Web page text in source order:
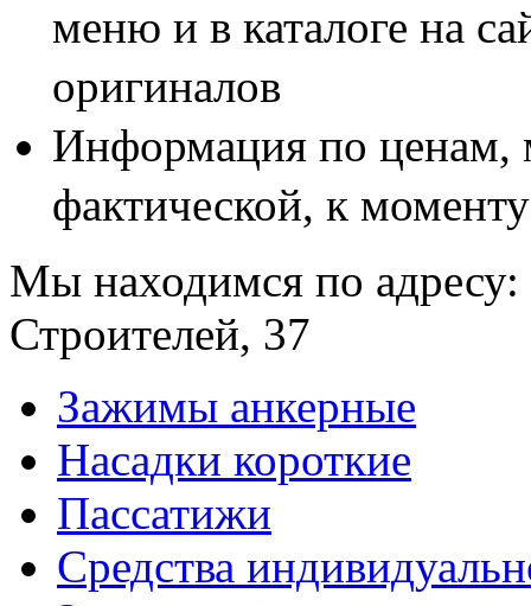
меню и в каталоге на
оригиналов
Информация по ценам,
фактической, к
Мы находимся по адресу:
Строителей, 37
Зажимы анкерные
Насадки короткие
Пассатижи
Средства